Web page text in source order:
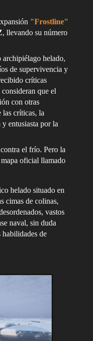
"Frostline"
, llevando su número
helado,
de supervivencia y
críticas
que el
con otras
las críticas, la
entusiasta por la
el frío. Pero la
oficial llamado
helado situado en
cimas de colinas,
vastos
naval, sin duda
de